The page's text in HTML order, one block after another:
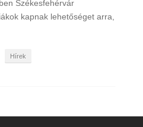
Székesfehérvár
kapnak lehetőséget arra,
Hírek